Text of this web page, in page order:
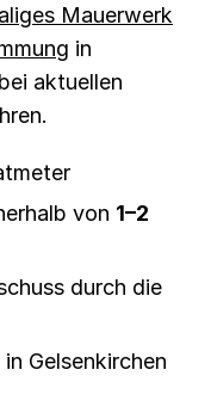
Mauerwerk
in
aktuellen
von 1–2
durch die
Gelsenkirchen